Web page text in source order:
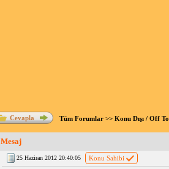
Cevapla Tüm Forumlar>> Konu Dışı / Off
Mesaj
25 Haziran 2012 20:40:05 Konu Sahibi